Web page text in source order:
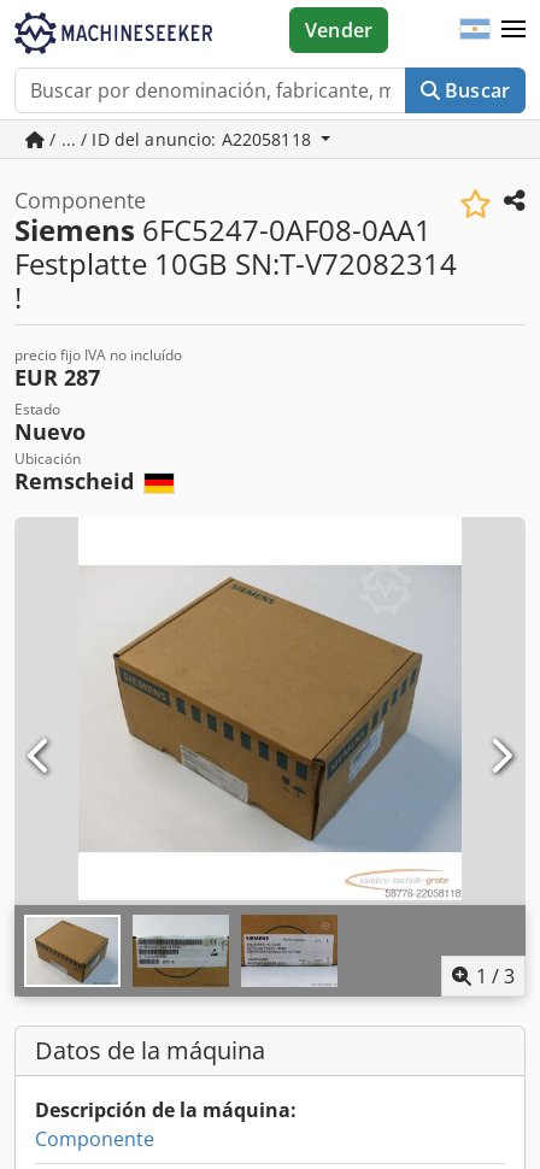
Buscar
Vender
/ ... / ID del anuncio: A22058118
Componente
Siemens 6FC5247-0AF08-0AA1
Festplatte 10GB SN:T-V72082314
!
precio fijo IVA no incluído
EUR 287
Estado
Nuevo
Ubicación
Remscheid
1 /3
Datos de la máquina
Descripción de la máquina:
Componente